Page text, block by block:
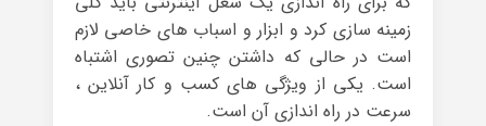
زمینه سازی کرد و ابزار و اسباب های خاصی لازم
است در حالی که داشتن چنین تصوری اشتباه
است. یکی از ویژگی های کسب و کار آنلاین ،
سرعت در راه اندازی آن است.